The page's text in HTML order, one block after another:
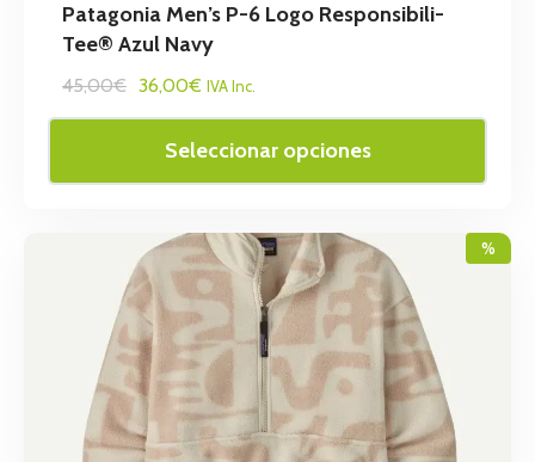
Patagonia Men’s P-6 Logo Responsibili-
Tee® Azul Navy
45,00€ 36,00€ IVA Inc.
Seleccionar opciones
%